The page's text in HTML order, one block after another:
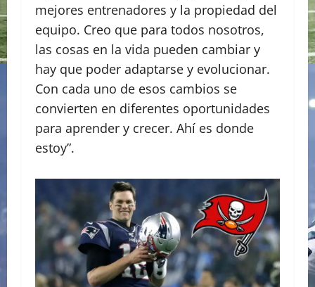
mejores entrenadores y la propiedad del
equipo. Creo que para todos nosotros,
las cosas en la vida pueden cambiar y
hay que poder adaptarse y evolucionar.
Con cada uno de esos cambios se
convierten en diferentes oportunidades
para aprender y crecer. Ahí es donde
estoy”.